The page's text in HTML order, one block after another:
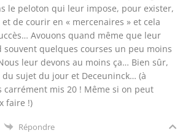
le peloton qui leur impose, pour exister,
de courir en « mercenaires » et cela
Avouons quand même que leur
souvent quelques courses un peu moins
leur devons au moins ça… Bien sûr,
sujet du jour et Deceuninck… (à
carrément mis 20 ! Même si on peut
faire !)
Répondre